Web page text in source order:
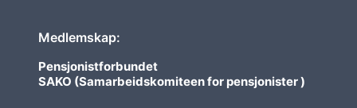
Medlemskap:
Pensjonistforbundet
SAKO (Samarbeidskomiteen for pensjonister )